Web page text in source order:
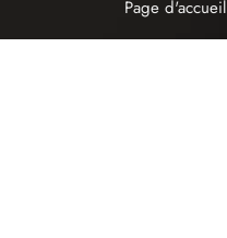
Page d'accueil